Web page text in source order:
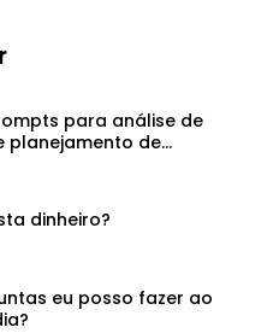
para análise de
planejamento de
dinheiro?
eu posso fazer ao